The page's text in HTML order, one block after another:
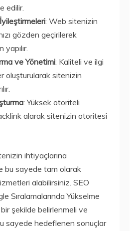
edilir.
: Web sitenizin
gözden geçirilerek
ve Yönetimi: Kaliteli ve ilgi
oluşturularak sitenizin
: Yüksek otoriteli
alarak sitenizin otoritesi
ihtiyaçlarına
bu sayede tam olarak
alabilirsiniz. SEO
Sıralamalarında Yükselme
şekilde belirlenmeli ve
sayede hedeflenen sonuçlar